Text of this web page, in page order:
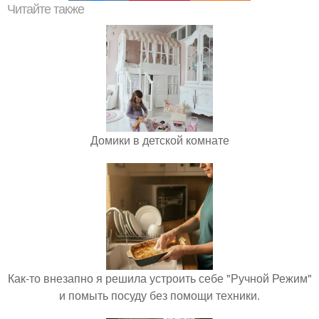
Читайте также
Домики в детской комнате
Как-то внезапно я решила устроить себе "Ручной Режим"
и помыть посуду без помощи техники.